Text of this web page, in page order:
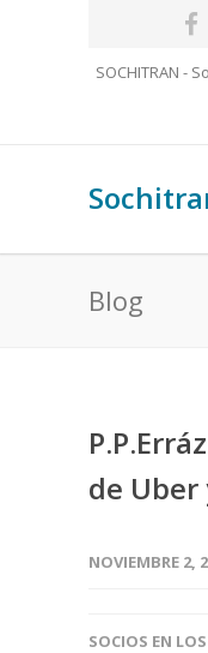
SOCHITRAN -
Blog
de Uber
NOVIEMBRE 2,
SOCIOS EN